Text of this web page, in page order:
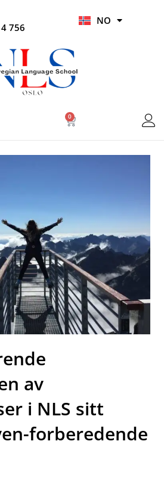
756
NO
HI
0
Handlekurv
av
i NLS sitt
forberedende